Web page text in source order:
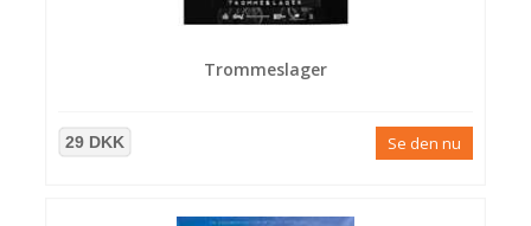
Trommeslager
29 DKK Se den nu